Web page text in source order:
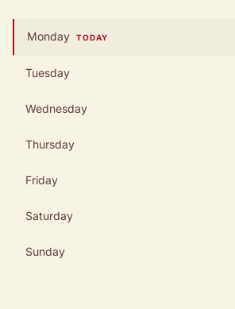
Monday TODAY
Tuesday
Wednesday
Thursday
Friday
Saturday
Sunday